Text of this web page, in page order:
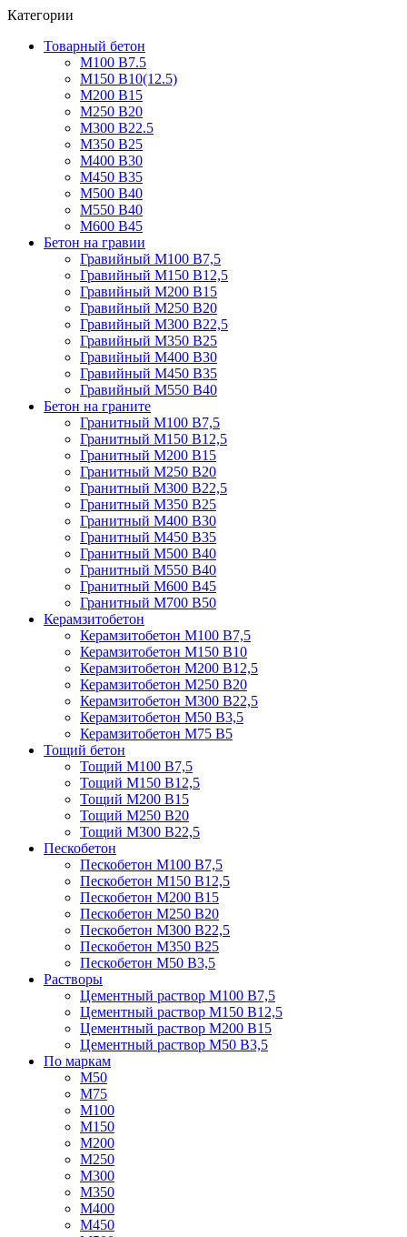
Категории
Товарный бетон
М100 В7.5
М150 В10(12.5)
М200 В15
М250 В20
М300 В22.5
М350 В25
М400 В30
М450 В35
М500 В40
М550 В40
М600 В45
Бетон на гравии
Гравийный М100 В7,5
Гравийный М150 В12,5
Гравийный М200 В15
Гравийный М250 В20
Гравийный М300 В22,5
Гравийный М350 В25
Гравийный М400 В30
Гравийный М450 В35
Гравийный М550 В40
Бетон на граните
Гранитный М100 В7,5
Гранитный М150 В12,5
Гранитный М200 В15
Гранитный М250 В20
Гранитный М300 В22,5
Гранитный М350 В25
Гранитный М400 В30
Гранитный М450 В35
Гранитный М500 В40
Гранитный М550 В40
Гранитный М600 В45
Гранитный М700 В50
Керамзитобетон
Керамзитобетон М100 В7,5
Керамзитобетон М150 В10
Керамзитобетон М200 В12,5
Керамзитобетон М250 В20
Керамзитобетон М300 В22,5
Керамзитобетон М50 В3,5
Керамзитобетон М75 В5
Тощий бетон
Тощий М100 В7,5
Тощий М150 В12,5
Тощий М200 В15
Тощий М250 В20
Тощий М300 В22,5
Пескобетон
Пескобетон М100 В7,5
Пескобетон М150 В12,5
Пескобетон М200 В15
Пескобетон М250 В20
Пескобетон М300 В22,5
Пескобетон М350 В25
Пескобетон М50 В3,5
Растворы
Цементный раствор М100 В7,5
Цементный раствор М150 В12,5
Цементный раствор М200 В15
Цементный раствор М50 В3,5
По маркам
М50
М75
М100
М150
М200
М250
М300
М350
М400
М450